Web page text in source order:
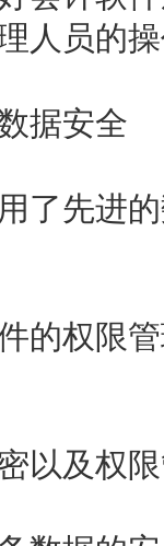
人员的
据安全
了先进
的权限
以及权